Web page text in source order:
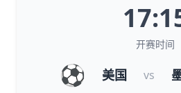
开赛时间
⚽ 美国 vs